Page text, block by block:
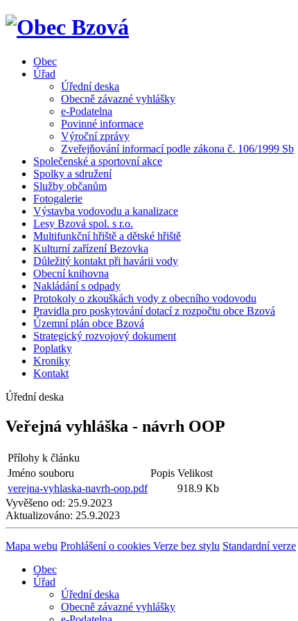
Obec
Úřad
Úřední deska
Obecně závazné vyhlášky
e-Podatelna
Povinné informace
Výroční zprávy
Zveřejňování informací podle zákona č. 106/1999 Sb
Společenské a sportovní akce
Spolky a sdružení
Služby občanům
Fotogalerie
Výstavba vodovodu a kanalizace
Lesy Bzová spol. s r.o.
Multifunkční hřiště a dětské hřiště
Kulturní zařízení Bezovka
Důležitý kontakt při havárii vody
Obecní knihovna
Nakládání s odpady
Protokoly o zkouškách vody z obecního vodovodu
Pravidla pro poskytování dotací z rozpočtu obce Bzová
Územní plán obce Bzová
Strategický rozvojový dokument
Poplatky
Kroniky
Kontakt
Úřední deska
Veřejná vyhláška - návrh OOP
Přílohy k článku
Jméno souboru
Popis Velikost
verejna-vyhlaska-navrh-oop.pdf
918.9 Kb
Vyvěšeno od: 25.9.2023
Aktualizováno: 25.9.2023
Mapa webu Prohlášení o cookies Verze bez stylu Standardní verze
Obec
Úřad
Úřední deska
Obecně závazné vyhlášky